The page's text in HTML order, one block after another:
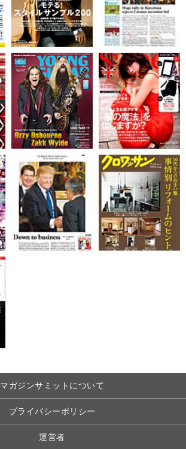
マガジンサミットについて
プライバシーポリシー
運営者